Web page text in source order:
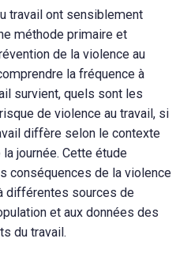
travail ont sensiblement
méthode primaire et
de la violence au
la fréquence à
survient, quels sont les
de violence au travail, si
diffère selon le contexte
journée. Cette étude
conséquences de la violence
différentes sources de
et aux données des
du travail.